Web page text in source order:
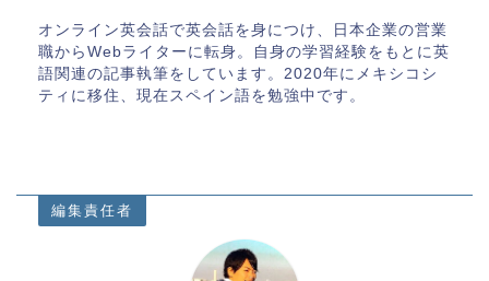
オンライン英会話で英会話を身につけ、日本企業の営業
職からWebライターに転身。自身の学習経験をもとに英
語関連の記事執筆をしています。2020年にメキシコシ
ティに移住、現在スペイン語を勉強中です。
編集責任者